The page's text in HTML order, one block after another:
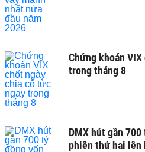
Chứng khoán
trong tháng 8
DMX hút gần
phiên thứ hai lên